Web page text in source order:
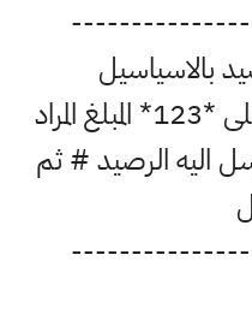
بالاسياسيل
اكتب *222* او اتصل على *123* المبلغ المراد
اليه الرصيد # ثم